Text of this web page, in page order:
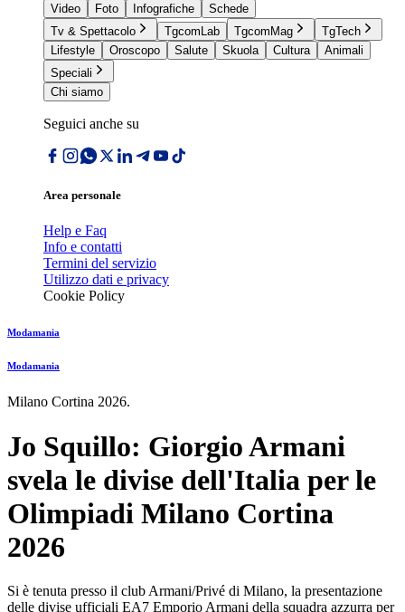
Video
Foto Infografiche
Schede
Tv & Spettacolo
TgcomLab TgcomMag
TgTech
Lifestyle
Oroscopo Salute Skuola Cultura
Animali
Speciali
Chi siamo
Seguici anche su
Area personale
Help e Faq
Info e contatti
Termini del servizio
Utilizzo dati e privacy
Cookie Policy
Modamania
Modamania
Milano Cortina 2026.
Jo Squillo: Giorgio Armani
svela le divise dell'Italia per le
Olimpiadi Milano Cortina
2026
Si è tenuta presso il club Armani/Privé di Milano, la presentazione
delle divise ufficiali EA7 Emporio Armani della squadra azzurra per